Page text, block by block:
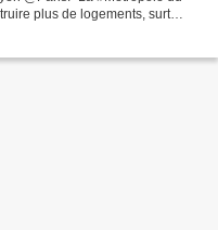
plus de logements, surt…